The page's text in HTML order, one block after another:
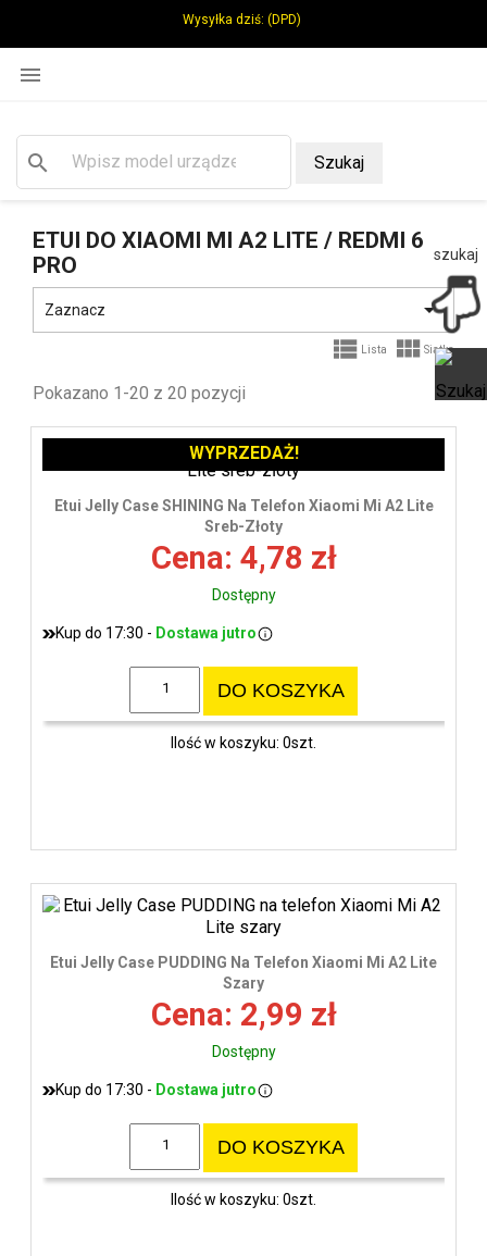
Wysyłka dziś: (DPD)

search Szukaj
ETUI DO XIAOMI MI A2 LITE / REDMI 6
PRO
Zaznacz 
 Lista  Siatka
Pokazano 1-20 z 20 pozycji
Etui Jelly Case SHINING Na Telefon Xiaomi Mi A2 Lite
Sreb-Złoty
Cena: 4,78 zł
Dostępny
Kup do 17:30 - Dostawa jutro
DO KOSZYKA
Ilość w koszyku: 0szt.
WYPRZEDAŻ!
Etui Jelly Case PUDDING Na Telefon Xiaomi Mi A2 Lite
Szary
Cena: 2,99 zł
Dostępny
Kup do 17:30 - Dostawa jutro
DO KOSZYKA
Ilość w koszyku: 0szt.
szukaj